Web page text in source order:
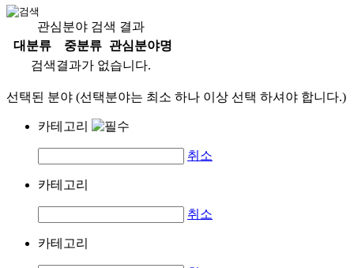
관심분야 검색 결과
대분류
중분류
관심분야명
검색결과가 없습니다.
선택된 분야 (선택분야는 최소 하나 이상 선택 하셔야 합니다.)
카테고리
취소
카테고리
취소
카테고리